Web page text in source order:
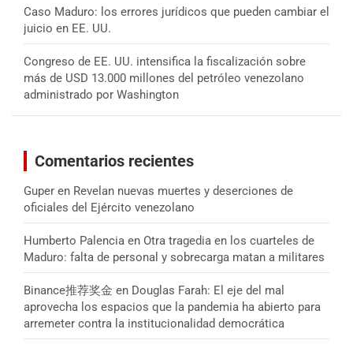
Caso Maduro: los errores jurídicos que pueden cambiar el
juicio en EE. UU.
Congreso de EE. UU. intensifica la fiscalización sobre
más de USD 13.000 millones del petróleo venezolano
administrado por Washington
Comentarios recientes
Guper en Revelan nuevas muertes y deserciones de
oficiales del Ejército venezolano
Humberto Palencia en Otra tragedia en los cuarteles de
Maduro: falta de personal y sobrecarga matan a militares
Binance推荐奖金 en Douglas Farah: El eje del mal
aprovecha los espacios que la pandemia ha abierto para
arremeter contra la institucionalidad democrática